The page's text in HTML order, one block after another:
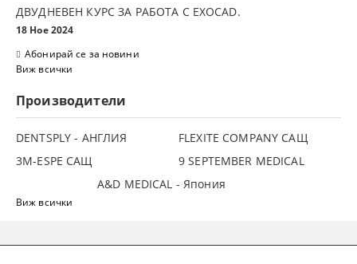
ДВУДНЕВЕН КУРС ЗА РАБОТА С ЕXOCAD.
18 Ное 2024
Абонирай се за новини
Виж всички
Производители
DENTSPLY - АНГЛИЯ
FLEXITE COMPANY САЩ
3М-ESPE САЩ
9 SEPTEMBER MEDICAL
A&D MEDICAL - Япония
Виж всички